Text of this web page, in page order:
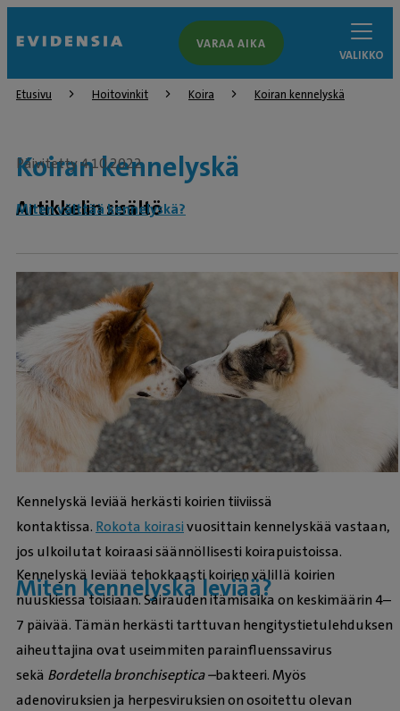
VARAA AIKA
VALIKKO
Etusivu Hoitovinkit Koira Koiran kennelyskä
Koiran kennelyskä
Päivitetty 4.10.2022
Artikkelin sisältö
Miten välttää kennelyskä?
Kennelyskä leviää herkästi koirien tiiviissä
kontaktissa. Rokota koirasivuosittain kennelyskää vastaan,
jos ulkoilutat koiraasi säännöllisesti koirapuistoissa.
Miten kennelyskä leviää?
Kennelyskä leviää tehokkaasti koirien välillä koirien
nuuskiessa toisiaan. Sairauden itämisaika on keskimäärin 4–
7 päivää. Tämän herkästi tarttuvan hengitystietulehduksen
aiheuttajina ovat useimmiten parainfluenssavirus
sekä Bordetella bronchiseptica –bakteeri. Myös
adenoviruksien ja herpesviruksien on osoitettu olevan